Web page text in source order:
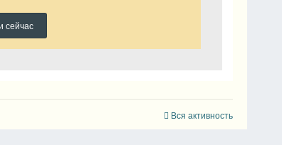
сейчас
Вся активность